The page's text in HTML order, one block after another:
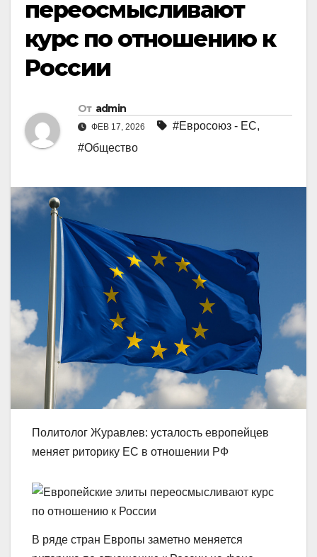
переосмысливают
курс по отношению к
России
От admin
ФЕВ 17, 2026 #Евросоюз - ЕС,
#Общество
Политолог Журавлев: усталость европейцев
меняет риторику ЕС в отношении РФ
В ряде стран Европы заметно меняется